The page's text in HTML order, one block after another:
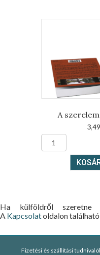
A
Ha külföldről szeretne
A Kapcsolatoldalon
Fizetési és szállítási